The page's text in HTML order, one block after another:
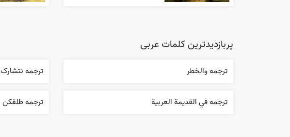
پربازدیدترین کلمات عربی
ترجمه والخطر ترجمه نتشارک
ترجمه في القديمة العربية ترجمه طلقکن